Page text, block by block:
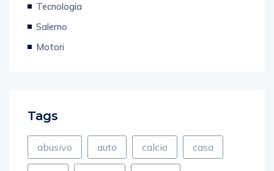
Tecnologia
Salerno
Motori
Tags
abusivo auto calcio casa